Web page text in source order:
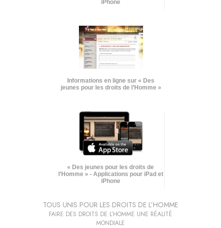
iPhone
Informations en ligne sur « Des
jeunes pour les droits de l’Homme »
« Des jeunes pour les droits de
l’Homme » - Applications pour iPad et
iPhone
TOUS UNIS POUR LES DROITS DE L’HOMME
FAIRE DES DROITS DE L’HOMME UNE RÉALITÉ
MONDIALE